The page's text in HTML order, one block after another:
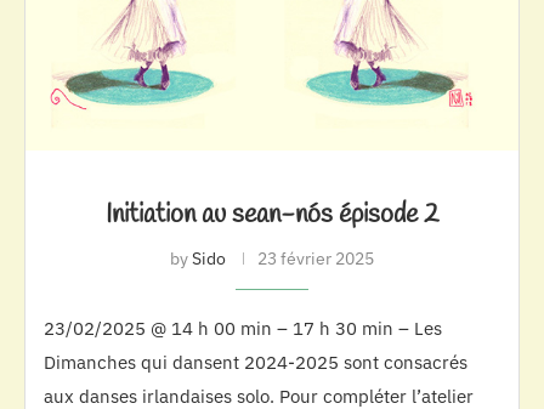
Initiation au sean-nós épisode 2
bySido 23 février 2025
23/02/2025 @ 14 h 00 min – 17 h 30 min – Les
Dimanches qui dansent 2024-2025 sont consacrés
aux danses irlandaises solo. Pour compléter l’atelier